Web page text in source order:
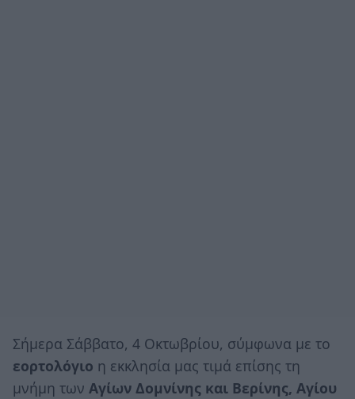
Σήμερα Σάββατο, 4 Οκτωβρίου, σύμφωνα με το
εορτολόγιο η εκκλησία μας τιμά επίσης τη
μνήμη των Αγίων Δομνίνης και Βερίνης, Αγίου